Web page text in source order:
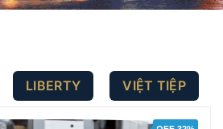
LIBERTY VIỆT TIỆP